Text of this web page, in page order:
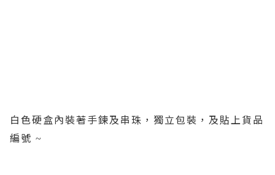
白色硬盒內裝著手鍊及串珠，獨立包裝，及貼上貨品
編號 ~